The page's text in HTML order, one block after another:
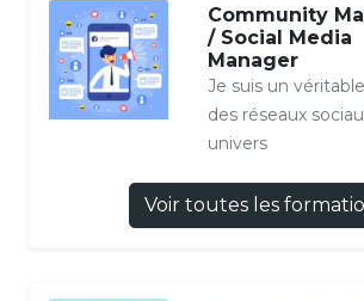
Community
/ Social Media
Manager
Je suis un
des réseaux
univers
Voir toutes les